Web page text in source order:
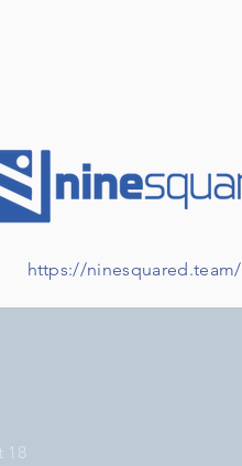
18
https://ninesquared.team/